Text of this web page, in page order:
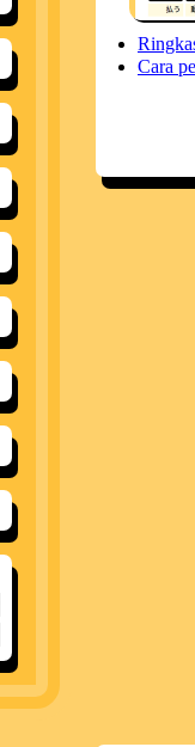
Cara